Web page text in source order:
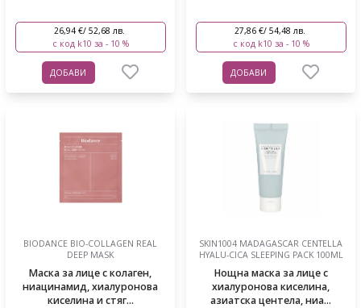
26,94 €/ 52,68 лв.
с код k10 за - 10 %
ДОБАВИ
27,86 €/ 54,48 лв.
с код k10 за - 10 %
ДОБАВИ
BIODANCE BIO-COLLAGEN REAL
DEEP MASK
Маска за лице с колаген,
ниацинамид, хиалуронова
киселина и стяг...
SKIN1004 MADAGASCAR CENTELLA
HYALU-CICA SLEEPING PACK 100ML
Нощна маска за лице с
хиалуронова киселина,
азиатска центела, ниа...